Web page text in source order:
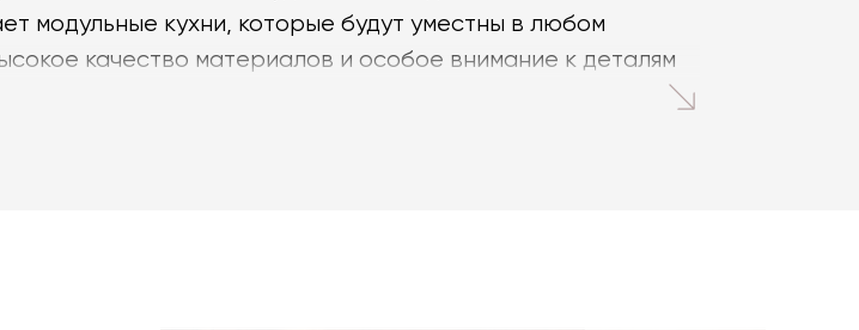
модульные кухни, которые будут уместны в любом
качество материалов и особое внимание к деталям